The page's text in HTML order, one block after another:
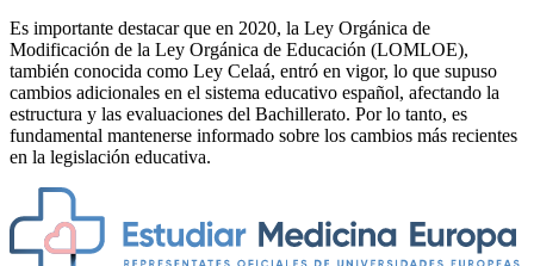
Es importante destacar que en 2020, la Ley Orgánica de
Modificación de la Ley Orgánica de Educación (LOMLOE),
también conocida como Ley Celaá, entró en vigor, lo que supuso
cambios adicionales en el sistema educativo español, afectando la
estructura y las evaluaciones del Bachillerato. Por lo tanto, es
fundamental mantenerse informado sobre los cambios más recientes
en la legislación educativa.